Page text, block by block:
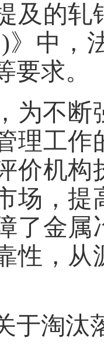
及的轧
)》中，
要求。
为不断
理工作
价机
场，提
了金属
性，从
于淘汰